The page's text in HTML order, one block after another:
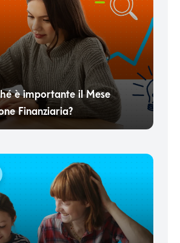
è importante il Mese
Finanziaria?